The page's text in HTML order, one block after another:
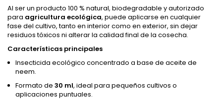
Al ser un producto 100 % natural, biodegradable y autorizado
para agricultura ecológica, puede aplicarse en cualquier
fase del cultivo, tanto en interior como en exterior, sin dejar
residuos tóxicos ni alterar la calidad final de la cosecha.
Características principales
Insecticida ecológico concentrado a base de aceite de
neem.
Formato de 30 ml, ideal para pequeños cultivos o
aplicaciones puntuales.